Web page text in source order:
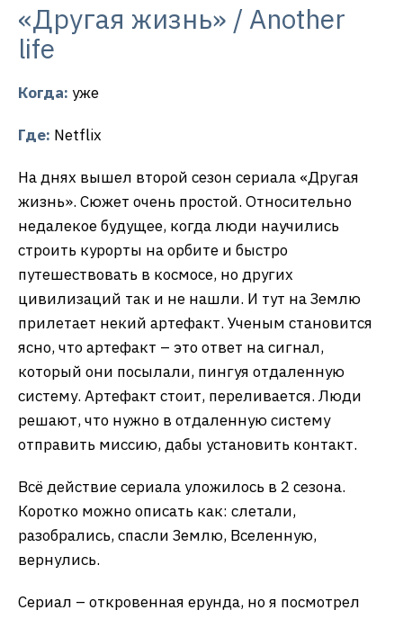
«Другая жизнь» / Another
life
Когда: уже
Где: Netflix
На днях вышел второй сезон сериала «Другая
жизнь». Сюжет очень простой. Относительно
недалекое будущее, когда люди научились
строить курорты на орбите и быстро
путешествовать в космосе, но других
цивилизаций так и не нашли. И тут на Землю
прилетает некий артефакт. Ученым становится
ясно, что артефакт – это ответ на сигнал,
который они посылали, пингуя отдаленную
систему. Артефакт стоит, переливается. Люди
решают, что нужно в отдаленную систему
отправить миссию, дабы установить контакт.
Всё действие сериала уложилось в 2 сезона.
Коротко можно описать как: слетали,
разобрались, спасли Землю, Вселенную,
вернулись.
Сериал – откровенная ерунда, но я посмотрел